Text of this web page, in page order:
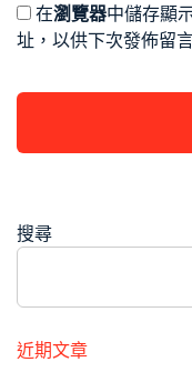
在瀏覽器中儲存顯
址，以供下次發佈留
搜尋
近期文章